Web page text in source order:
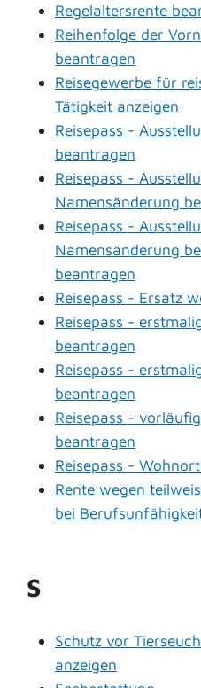
Regelaltersrente
Reihenfolge der
beantragen
Reisegewerbe für
Tätigkeit anzeigen
Reisepass -
beantragen
Reisepass -
Namensänderung
Reisepass -
Namensänderung
beantragen
Reisepass - Ersatz
Reisepass -
beantragen
Reisepass -
beantragen
Reisepass -
beantragen
Reisepass -
Rente wegen
bei
S
Schutz vor
anzeigen